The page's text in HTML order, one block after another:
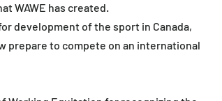
WAWE has created.
development of the sport in Canada,
prepare to compete on an international